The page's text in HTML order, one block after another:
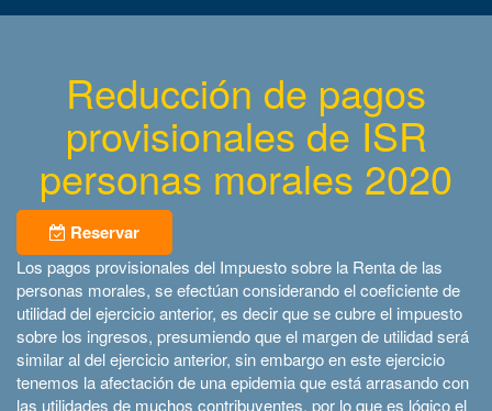
Reducción de pagos
provisionales de ISR
personas morales 2020
Reservar
Los pagos provisionales del Impuesto sobre la Renta de las
personas morales, se efectúan considerando el coeficiente de
utilidad del ejercicio anterior, es decir que se cubre el impuesto
sobre los ingresos, presumiendo que el margen de utilidad será
similar al del ejercicio anterior, sin embargo en este ejercicio
tenemos la afectación de una epidemia que está arrasando con
las utilidades de muchos contribuyentes, por lo que es lógico el